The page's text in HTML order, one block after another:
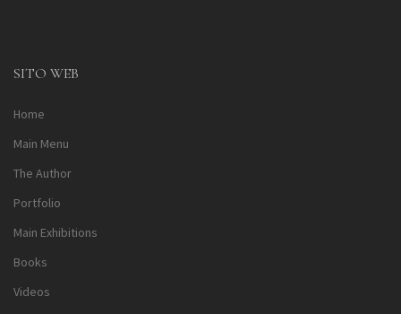
SITO WEB
Home
Main Menu
The Author
Portfolio
Main Exhibitions
Books
Videos